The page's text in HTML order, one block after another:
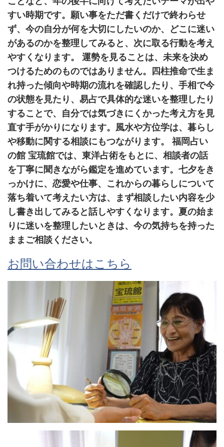
すい時期です。願い事をただ書くだけで終わらせ
ず、今の自分が何を大切にしたいのか、どこに迷い
があるのかを整理してみると、次に取る行動を考え
やすくなります。 運勢を見ることは、未来を決め
つけるためのものではありません。四柱推命で生ま
れ持った傾向や時期の流れを確認したり、手相で今
の状態を見たり、易占で具体的な迷いを整理したり
することで、自分では気づきにくかった考え方を見
直す手がかりになります。風水や方位学は、暮らし
や移動に関する相談にもつながります。 福岡占い
の館 宝琉館では、東洋占術をもとに、相談者の話
を丁寧に聞きながら鑑定を進めています。七夕をき
っかけに、恋愛や仕事、これからの暮らしについて
落ち着いて考えたい方は、まず相談したい内容を少
し書き出してみると話しやすくなります。夏の始ま
りに迷いを整理したいときは、今の気持ちを持った
ままご相談ください。
お問い合わせはこちら